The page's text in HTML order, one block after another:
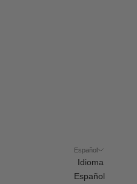
Español
Idioma
Español